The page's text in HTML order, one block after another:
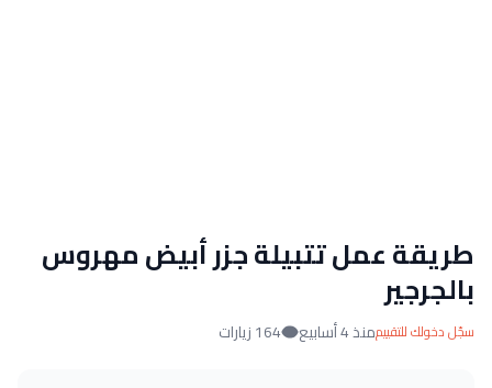
طريقة عمل تتبيلة جزر أبيض مهروس
بالجرجير
سجّل دخولك للتقييممنذ 4 أسابيع 164 زيارات